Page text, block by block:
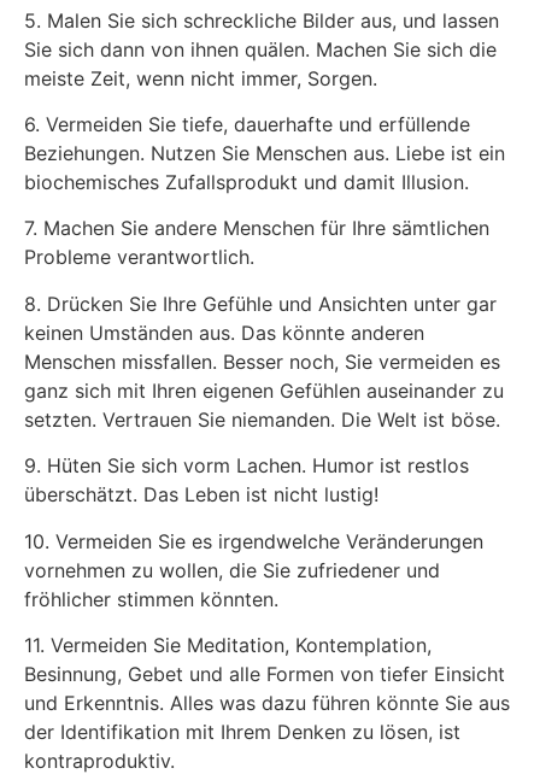
5. Malen Sie sich schreckliche Bilder aus, und lassen
Sie sich dann von ihnen quälen. Machen Sie sich die
meiste Zeit, wenn nicht immer, Sorgen.
6. Vermeiden Sie tiefe, dauerhafte und erfüllende
Beziehungen. Nutzen Sie Menschen aus. Liebe ist ein
biochemisches Zufallsprodukt und damit Illusion.
7. Machen Sie andere Menschen für Ihre sämtlichen
Probleme verantwortlich.
8. Drücken Sie Ihre Gefühle und Ansichten unter gar
keinen Umständen aus. Das könnte anderen
Menschen missfallen. Besser noch, Sie vermeiden es
ganz sich mit Ihren eigenen Gefühlen auseinander zu
setzten. Vertrauen Sie niemanden. Die Welt ist böse.
9. Hüten Sie sich vorm Lachen. Humor ist restlos
überschätzt. Das Leben ist nicht lustig!
10. Vermeiden Sie es irgendwelche Veränderungen
vornehmen zu wollen, die Sie zufriedener und
fröhlicher stimmen könnten.
11. Vermeiden Sie Meditation, Kontemplation,
Besinnung, Gebet und alle Formen von tiefer Einsicht
und Erkenntnis. Alles was dazu führen könnte Sie aus
der Identifikation mit Ihrem Denken zu lösen, ist
kontraproduktiv.